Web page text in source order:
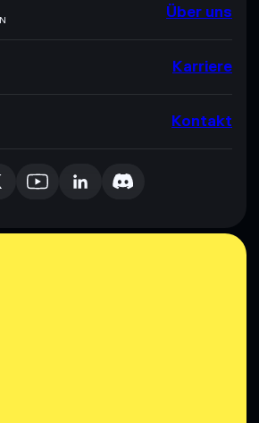
Über uns
Karriere
Kontakt